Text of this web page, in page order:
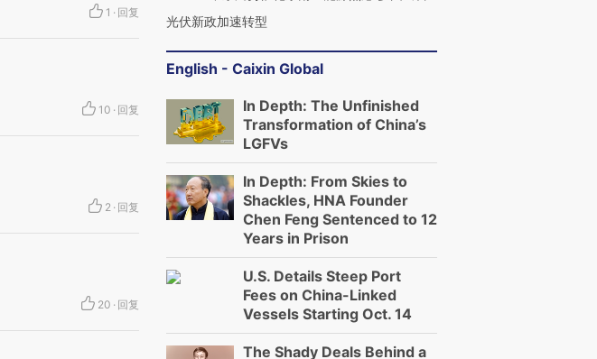
1 · 回复
10 · 回复
2 · 回复
20 · 回复
光伏新政加速转型
English - Caixin Global
In Depth: The Unfinished
Transformation of China’s
LGFVs
In Depth: From Skies to
Shackles, HNA Founder
Chen Feng Sentenced to 12
Years in Prison
U.S. Details Steep Port
Fees on China-Linked
Vessels Starting Oct. 14
The Shady Deals Behind a